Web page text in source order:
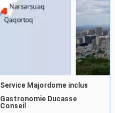
Service Majordome inclus
Gastronomie Ducasse
Conseil